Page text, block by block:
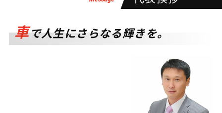
車で人生にさらなる輝きを。